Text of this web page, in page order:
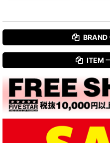
BRAND
ITEM